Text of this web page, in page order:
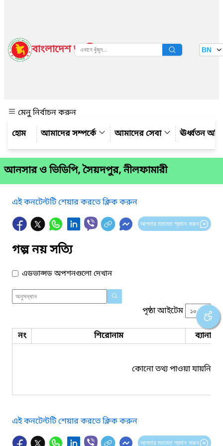
বাংলাদেশ জাতীয় তথ্য বাতায়ন BN
মেনু নির্বাচন করুন
আমাদের সম্পর্কে
আমাদের সেবা ঊর্ধ্বতন
আনসার ও ভিডিপি, সৈয়দপুর, নীলফামারী
এই কনটেন্টটি শেয়ার করতে ক্লিক করুন
আপনার মতামত প্রদান করুন
গল্প নয় সত্যি
এডভান্সড অপশনগুলো দেখান
পৃষ্ঠা আইটেম
নং শিরোনাম ব্যানার
কোনো তথ্য পাওয়া যায়নি।
এই কনটেন্টটি শেয়ার করতে ক্লিক করুন
আপনার মতামত প্রদান করুন